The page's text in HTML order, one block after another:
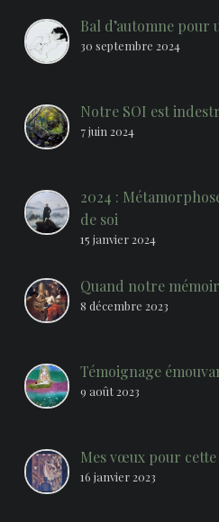
Bal d’automne pour
30 septembre 2024
Notre SOI est
7 juin 2024
2024 :
de soi
15 janvier 2024
Quand notre
8 décembre 2023
Témoignage
9 août 2023
Mes vœux pour cette
16 janvier 2023